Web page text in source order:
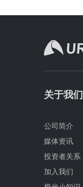
关于我们
公司简介
媒体资讯
投资者关系
加入我们